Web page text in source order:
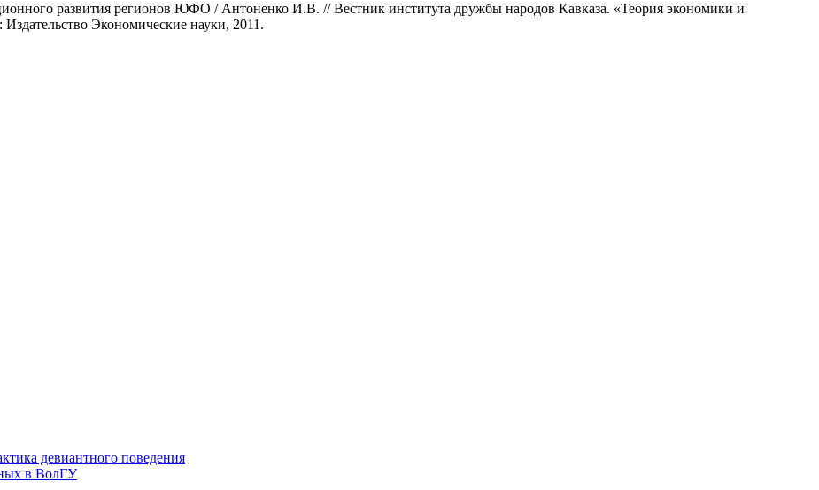
развития регионов ЮФО / Антоненко И.В. // Вестник института дружбы народов Кавказа. «Теория экономики и
Экономические науки, 2011.
девиантного поведения
в ВолГУ